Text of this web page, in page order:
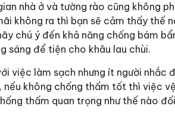
nhà ở và tường rào cũng không
không ra thì bạn sẽ cảm thấy thế
chú ý đến khả năng chống bám
sáng để tiện cho khâu lau chùi.
làm sạch nhưng ít người nhắc
không chống thấm tốt thì việc
thấm quan trọng như thế nào